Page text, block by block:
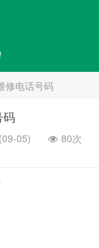
修电话号码
码
05)
80次